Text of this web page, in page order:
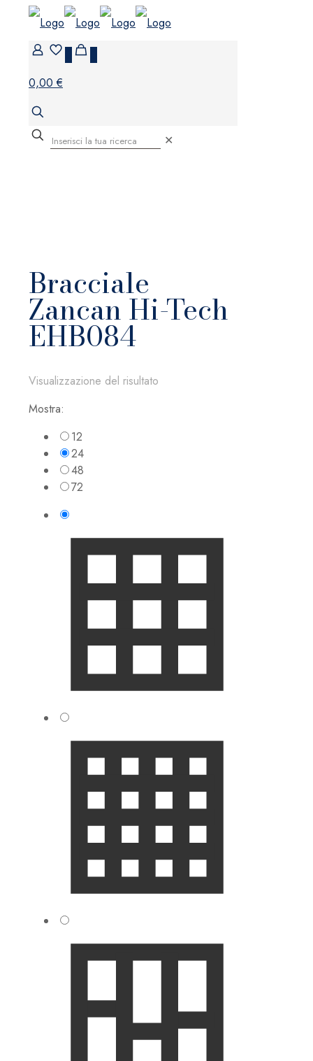
0,00 €
✕
Bracciale
Zancan Hi-Tech
EHB084
Visualizzazione del risultato
Mostra:
12
24
48
72